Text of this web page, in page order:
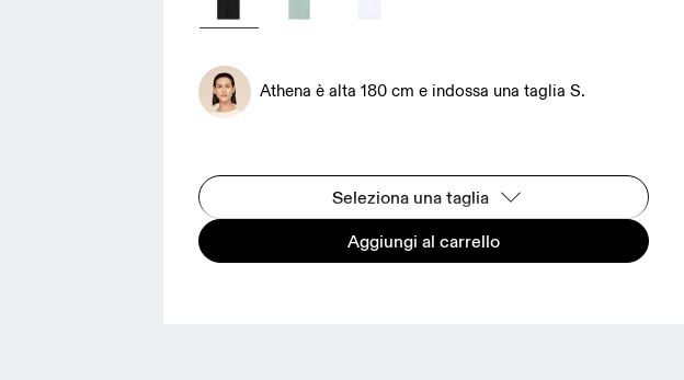
Athena è alta 180 cm e indossa una taglia S.
Seleziona una taglia
Aggiungi al carrello